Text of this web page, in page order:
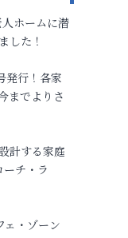
ホームに潜
した！
発行！各家
までよりさ
計する家庭
チ・ラ
・ゾーン